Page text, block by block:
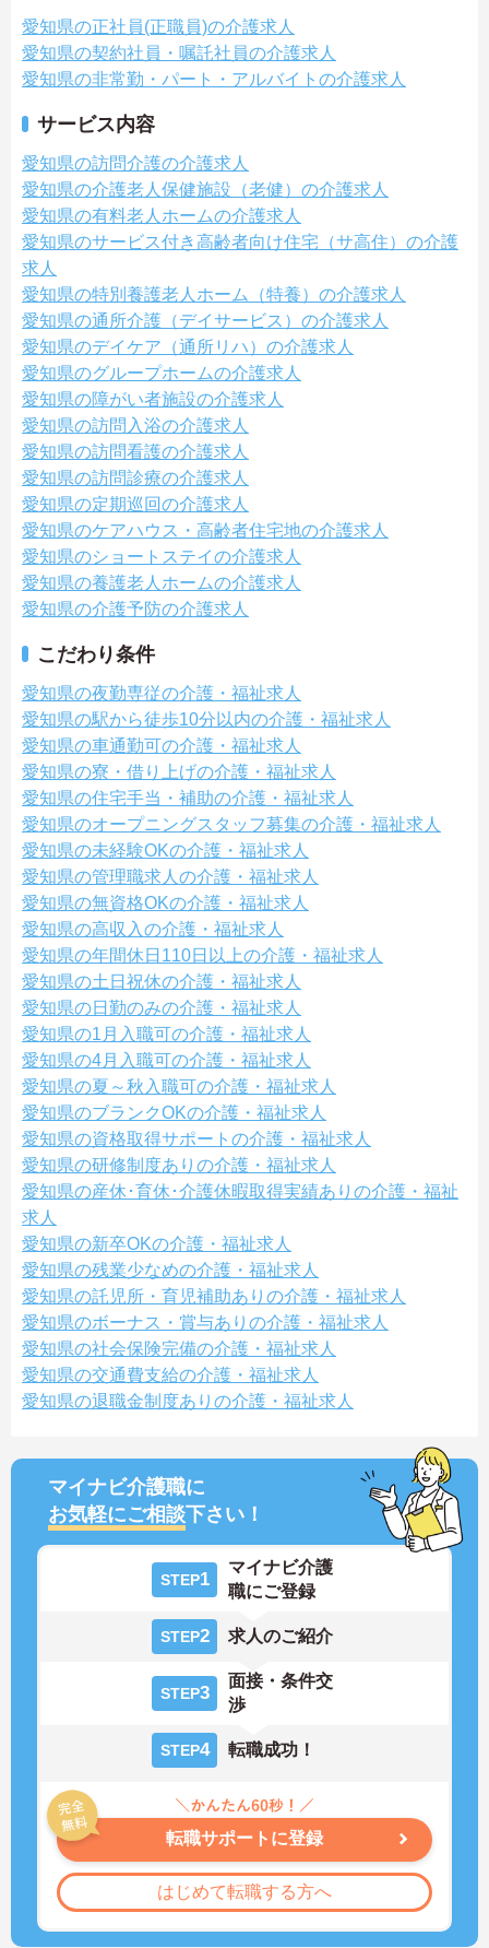
愛知県の正社員(正職員)の介護求人
愛知県の契約社員・嘱託社員の介護求人
愛知県の非常勤・パート・アルバイトの介護求人
サービス内容
愛知県の訪問介護の介護求人
愛知県の介護老人保健施設（老健）の介護求人
愛知県の有料老人ホームの介護求人
愛知県のサービス付き高齢者向け住宅（サ高住）の介護
求人
愛知県の特別養護老人ホーム（特養）の介護求人
愛知県の通所介護（デイサービス）の介護求人
愛知県のデイケア（通所リハ）の介護求人
愛知県のグループホームの介護求人
愛知県の障がい者施設の介護求人
愛知県の訪問入浴の介護求人
愛知県の訪問看護の介護求人
愛知県の訪問診療の介護求人
愛知県の定期巡回の介護求人
愛知県のケアハウス・高齢者住宅地の介護求人
愛知県のショートステイの介護求人
愛知県の養護老人ホームの介護求人
愛知県の介護予防の介護求人
こだわり条件
愛知県の夜勤専従の介護・福祉求人
愛知県の駅から徒歩10分以内の介護・福祉求人
愛知県の車通勤可の介護・福祉求人
愛知県の寮・借り上げの介護・福祉求人
愛知県の住宅手当・補助の介護・福祉求人
愛知県のオープニングスタッフ募集の介護・福祉求人
愛知県の未経験OKの介護・福祉求人
愛知県の管理職求人の介護・福祉求人
愛知県の無資格OKの介護・福祉求人
愛知県の高収入の介護・福祉求人
愛知県の年間休日110日以上の介護・福祉求人
愛知県の土日祝休の介護・福祉求人
愛知県の日勤のみの介護・福祉求人
愛知県の1月入職可の介護・福祉求人
愛知県の4月入職可の介護・福祉求人
愛知県の夏～秋入職可の介護・福祉求人
愛知県のブランクOKの介護・福祉求人
愛知県の資格取得サポートの介護・福祉求人
愛知県の研修制度ありの介護・福祉求人
愛知県の産休･育休･介護休暇取得実績ありの介護・福祉
求人
愛知県の新卒OKの介護・福祉求人
愛知県の残業少なめの介護・福祉求人
愛知県の託児所・育児補助ありの介護・福祉求人
愛知県のボーナス・賞与ありの介護・福祉求人
愛知県の社会保険完備の介護・福祉求人
愛知県の交通費支給の介護・福祉求人
愛知県の退職金制度ありの介護・福祉求人
マイナビ介護職に
お気軽にご相談下さい！
STEP1
マイナビ介護
職にご登録
STEP2 求人のご紹介
STEP3
面接・条件交
渉
STEP4 転職成功！
転職サポートに登録
はじめて転職する方へ